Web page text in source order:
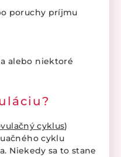
poruchy príjmu
alebo niektoré
cyklus)
cyklu
Niekedy sa to stane